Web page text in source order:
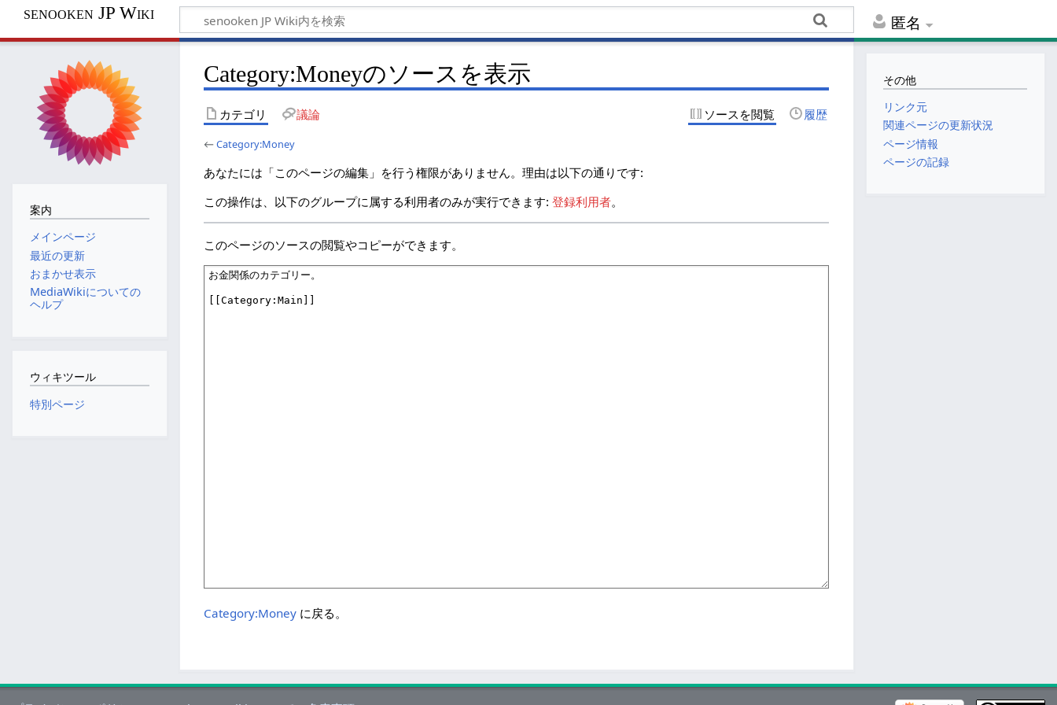
匿名
senooken JP Wiki
Category:Moneyのソースを表示
カテゴリ 議論 ソースを閲覧 履歴
←Category:Money
あなたには「このページの編集」を行う権限がありません。理由は以下の通りです:
この操作は、以下のグループに属する利用者のみが実行できます:登録利用者。
このページのソースの閲覧やコピーができます。
Category:Money に戻る。
案内
メインページ
最近の更新
おまかせ表示
MediaWikiについての
ヘルプ
ウィキツール
特別ページ
その他
リンク元
関連ページの更新状況
ページ情報
ページの記録